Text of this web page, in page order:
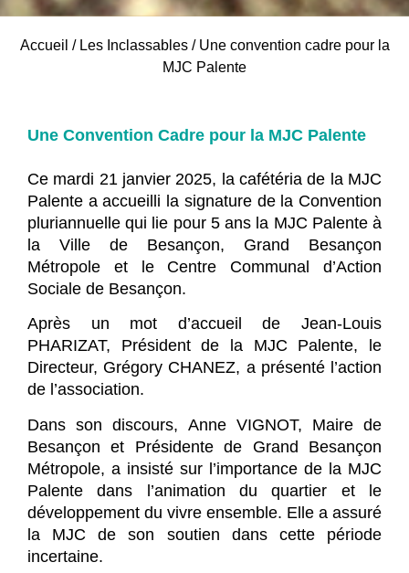
Accueil / Les Inclassables/ Une convention cadre pour la
MJC Palente
Une Convention Cadre pour la MJC Palente
Ce mardi 21 janvier 2025, la cafétéria de la MJC
Palente a accueilli la signature de la Convention
pluriannuelle qui lie pour 5 ans la MJC Palente à
la Ville de Besançon, Grand Besançon
Métropole et le Centre Communal d’Action
Sociale de Besançon.
Après un mot d’accueil de Jean-Louis
PHARIZAT, Président de la MJC Palente, le
Directeur, Grégory CHANEZ, a présenté l’action
de l’association.
Dans son discours, Anne VIGNOT, Maire de
Besançon et Présidente de Grand Besançon
Métropole, a insisté sur l’importance de la MJC
Palente dans l’animation du quartier et le
développement du vivre ensemble. Elle a assuré
la MJC de son soutien dans cette période
incertaine.